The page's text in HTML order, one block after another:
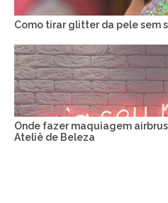
Como tirar glitter da pele sem
Onde fazer maquiagem
Ateliê de Beleza